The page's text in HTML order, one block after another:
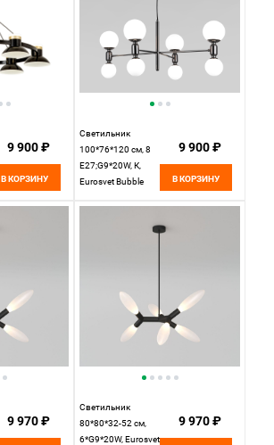
9 900 ₽
В КОРЗИНУ
Светильник
100*76*120 см, 8
E27;G9*20W, К,
Eurosvet Bubble
9 900 ₽
В КОРЗИНУ
9 970 ₽
Светильник
80*80*32-52 см,
6*G9*20W, Eurosvet
9 970 ₽